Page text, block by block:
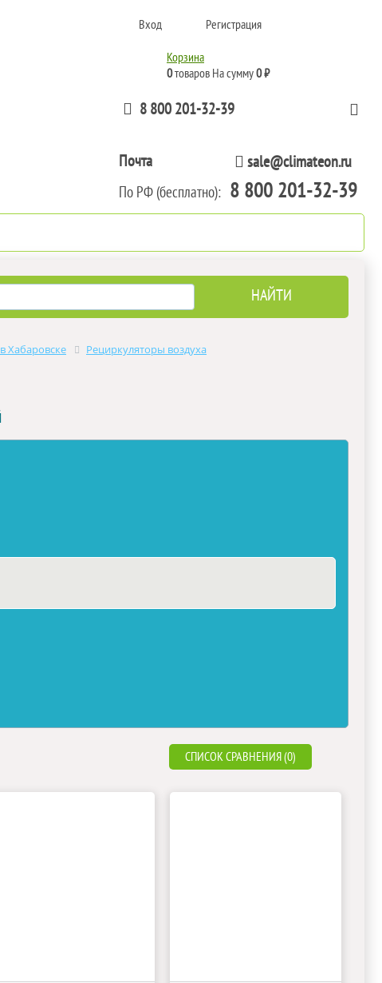
Вход Регистрация
Корзина
0товаров На сумму0 ₽
8 800 201-32-39
Почта sale@climateon.ru
По РФ (бесплатно): 8 800 201-32-39
Хабаровске
Рециркуляторы воздуха
СПИСОК СРАВНЕНИЯ (0)